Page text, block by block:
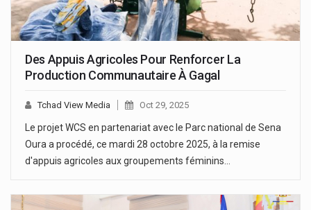
Des Appuis Agricoles Pour Renforcer La
Production Communautaire À Gagal
Tchad View Media Oct 29, 2025
Le projet WCS en partenariat avec le Parc national de Sena
Oura a procédé, ce mardi 28 octobre 2025, à la remise
d'appuis agricoles aux groupements féminins…